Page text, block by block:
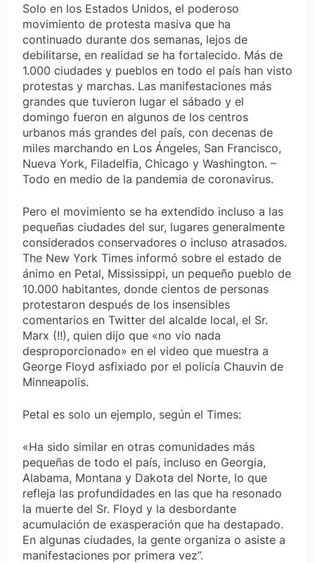
Solo en los Estados Unidos, el poderoso
movimiento de protesta masiva que ha
continuado durante dos semanas, lejos de
debilitarse, en realidad se ha fortalecido. Más de
1.000 ciudades y pueblos en todo el país han visto
protestas y marchas. Las manifestaciones más
grandes que tuvieron lugar el sábado y el
domingo fueron en algunos de los centros
urbanos más grandes del país, con decenas de
miles marchando en Los Ángeles, San Francisco,
Nueva York, Filadelfia, Chicago y Washington. –
Todo en medio de la pandemia de coronavirus.
Pero el movimiento se ha extendido incluso a las
pequeñas ciudades del sur, lugares generalmente
considerados conservadores o incluso atrasados.
The New York Times informó sobre el estado de
ánimo en Petal, Mississippi, un pequeño pueblo de
10.000 habitantes, donde cientos de personas
protestaron después de los insensibles
comentarios en Twitter del alcalde local, el Sr.
Marx (!!), quien dijo que «no vio nada
desproporcionado» en el video que muestra a
George Floyd asfixiado por el policía Chauvin de
Minneapolis.
Petal es solo un ejemplo, según el Times:
«Ha sido similar en otras comunidades más
pequeñas de todo el país, incluso en Georgia,
Alabama, Montana y Dakota del Norte, lo que
refleja las profundidades en las que ha resonado
la muerte del Sr. Floyd y la desbordante
acumulación de exasperación que ha destapado.
En algunas ciudades, la gente organiza o asiste a
manifestaciones por primera vez”.